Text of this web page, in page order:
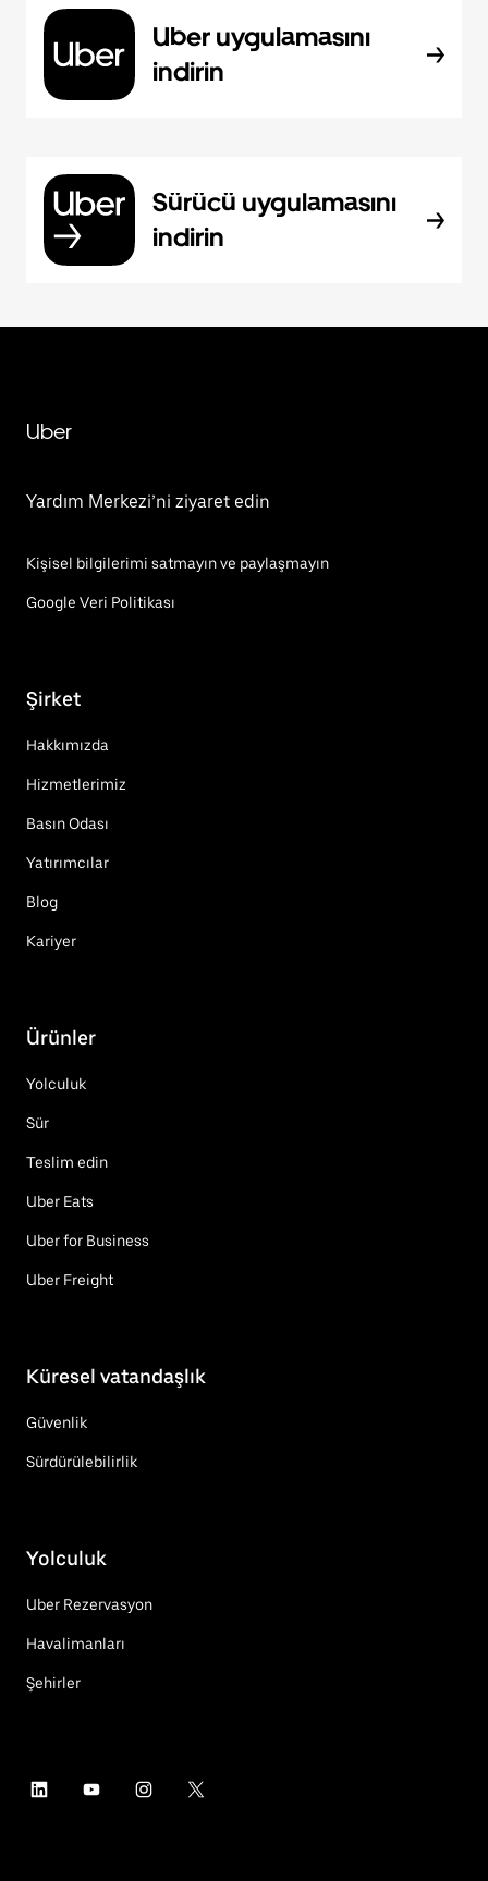
Uber uygulamasını
indirin
Sürücü uygulamasını
indirin
Uber
Yardım Merkezi’ni ziyaret edin
Kişisel bilgilerimi satmayın ve paylaşmayın
Google Veri Politikası
Şirket
Hakkımızda
Hizmetlerimiz
Basın Odası
Yatırımcılar
Blog
Kariyer
Ürünler
Yolculuk
Sür
Teslim edin
Uber Eats
Uber for Business
Uber Freight
Küresel vatandaşlık
Güvenlik
Sürdürülebilirlik
Yolculuk
Uber Rezervasyon
Havalimanları
Şehirler